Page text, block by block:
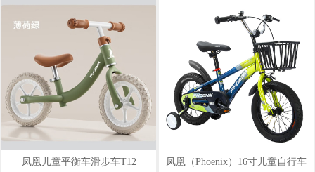
凤凰儿童平衡车滑步车T12
凤凰（Phoenix）16寸儿童自行车